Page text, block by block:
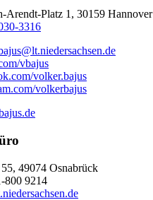
Arendt-Platz 1, 30159 Hannover
3316
vbajus
volker.bajus
volkerbajus
49074 Osnabrück
800 9214